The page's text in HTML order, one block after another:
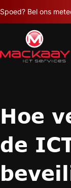
Spoed? Bel ons
Hoe
de